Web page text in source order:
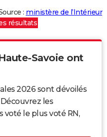
: ministère de l’Intérieur
résultats
Savoie ont
2026 sont dévoilés
les
le plus voté RN,